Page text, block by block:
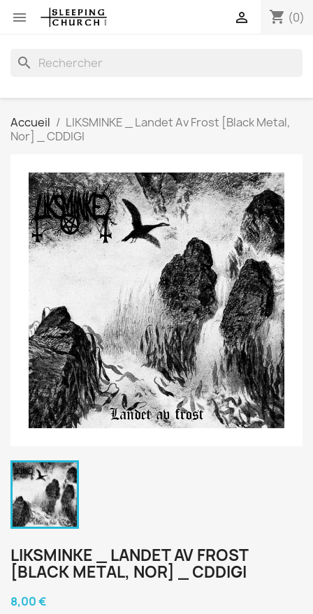
 shopping_cart (0)

search
Accueil
LIKSMINKE _ Landet Av Frost [Black Metal,
Nor] _ CDDIGI
LIKSMINKE _ LANDET AV FROST
[BLACK METAL, NOR] _ CDDIGI
8,00 €